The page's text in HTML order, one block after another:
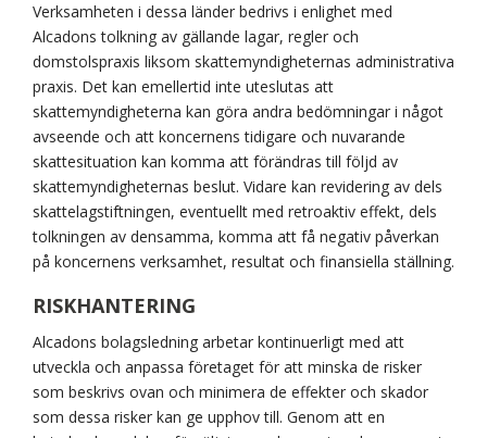
Verksamheten i dessa länder bedrivs i enlighet med
Alcadons tolkning av gällande lagar, regler och
domstolspraxis liksom skattemyndigheternas administrativa
praxis. Det kan emellertid inte uteslutas att
skattemyndigheterna kan göra andra bedömningar i något
avseende och att koncernens tidigare och nuvarande
skattesituation kan komma att förändras till följd av
skattemyndigheternas beslut. Vidare kan revidering av dels
skattelagstiftningen, eventuellt med retroaktiv effekt, dels
tolkningen av densamma, komma att få negativ påverkan
på koncernens verksamhet, resultat och finansiella ställning.
RISKHANTERING
Alcadons bolagsledning arbetar kontinuerligt med att
utveckla och anpassa företaget för att minska de risker
som beskrivs ovan och minimera de effekter och skador
som dessa risker kan ge upphov till. Genom att en